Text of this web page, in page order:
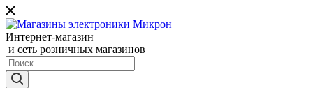
Интернет-магазин
и сеть розничных магазинов